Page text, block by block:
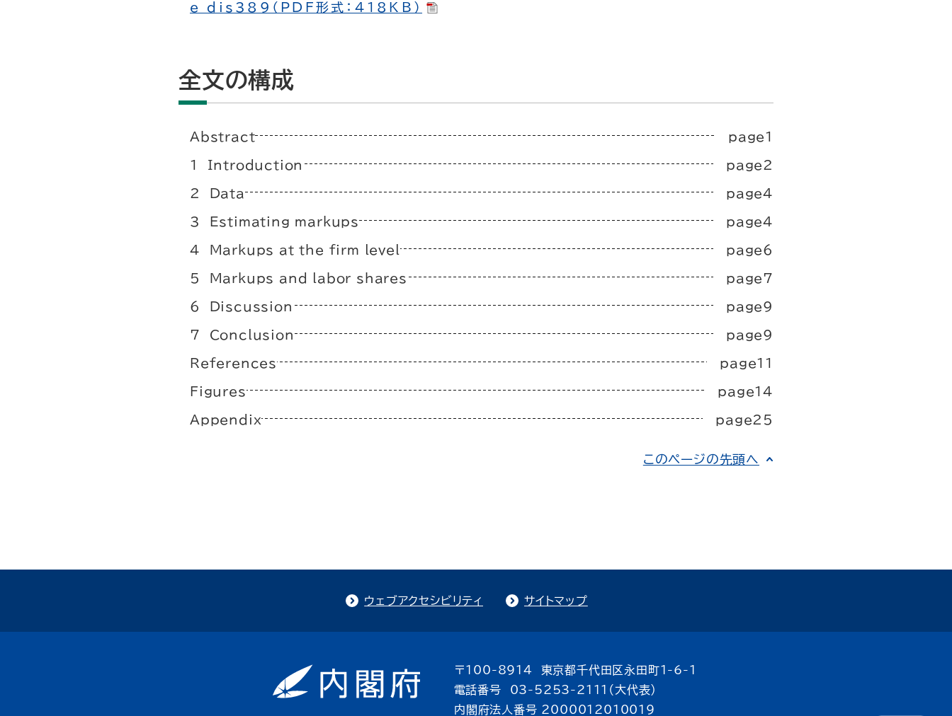
e_dis389（PDF形式：418KB）
全文の構成
Abstract page1
1 Introduction page2
2 Data page4
3 Estimating markups page4
4 Markups at the firm level page6
5 Markups and labor shares page7
6 Discussion page9
7 Conclusion page9
References page11
Figures page14
Appendix page25
このページの先頭へ
ウェブアクセシビリティ サイトマップ
〒100-8914 東京都千代田区永田町1-6-1
電話番号 03-5253-2111（大代表）
内閣府法人番号 2000012010019